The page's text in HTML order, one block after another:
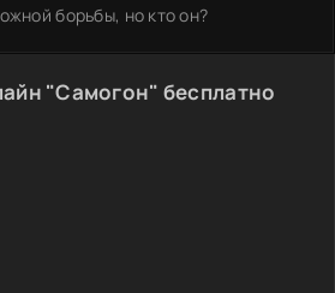
борьбы, но кто он?
"Самогон" бесплатно